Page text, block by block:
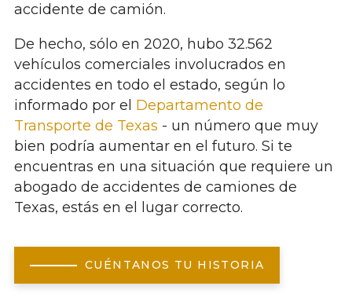
accidente de camión.
De hecho, sólo en 2020, hubo 32.562
vehículos comerciales involucrados en
accidentes en todo el estado, según lo
informado por el Departamento de
Transporte de Texas - un número que muy
bien podría aumentar en el futuro. Si te
encuentras en una situación que requiere un
abogado de accidentes de camiones de
Texas, estás en el lugar correcto.
CUÉNTANOS TU HISTORIA